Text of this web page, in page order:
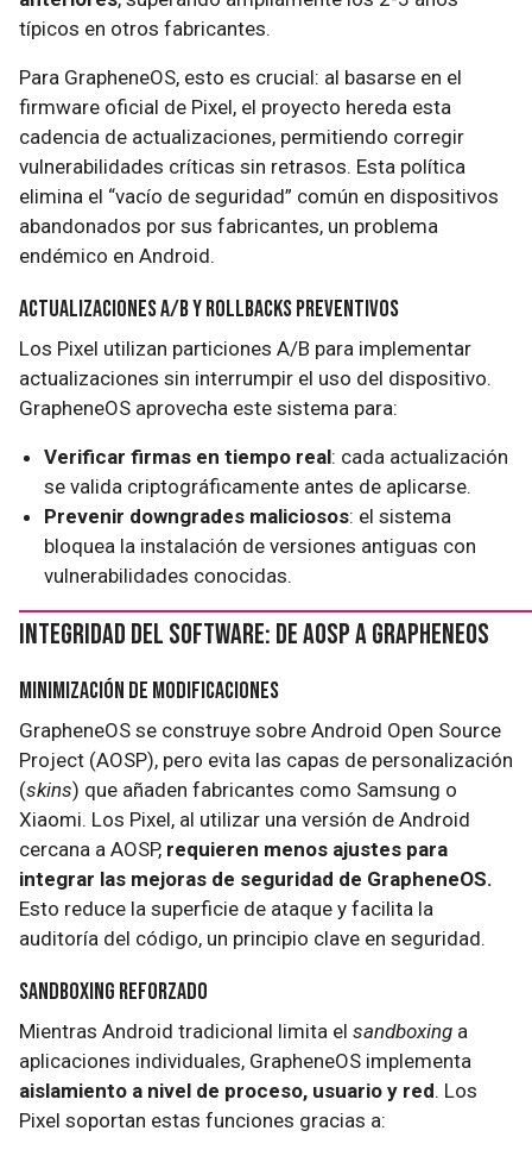
típicos en otros fabricantes.
Para GrapheneOS, esto es crucial: al basarse en el
firmware oficial de Pixel, el proyecto hereda esta
cadencia de actualizaciones, permitiendo corregir
vulnerabilidades críticas sin retrasos. Esta política
elimina el “vacío de seguridad” común en dispositivos
abandonados por sus fabricantes, un problema
endémico en Android.
Actualizaciones A/B y Rollbacks Preventivos
Los Pixel utilizan particiones A/B para implementar
actualizaciones sin interrumpir el uso del dispositivo.
GrapheneOS aprovecha este sistema para:
Verificar firmas en tiempo real: cada actualización
se valida criptográficamente antes de aplicarse.
Prevenir downgrades maliciosos: el sistema
bloquea la instalación de versiones antiguas con
vulnerabilidades conocidas.
Integridad del Software: De AOSP a GrapheneOS
Minimización de Modificaciones
GrapheneOS se construye sobre Android Open Source
Project (AOSP), pero evita las capas de personalización
(skins) que añaden fabricantes como Samsung o
Xiaomi. Los Pixel, al utilizar una versión de Android
cercana a AOSP, requieren menos ajustes para
integrar las mejoras de seguridad de GrapheneOS.
Esto reduce la superficie de ataque y facilita la
auditoría del código, un principio clave en seguridad.
Sandboxing Reforzado
Mientras Android tradicional limita el sandboxing a
aplicaciones individuales, GrapheneOS implementa
aislamiento a nivel de proceso, usuario y red. Los
Pixel soportan estas funciones gracias a: